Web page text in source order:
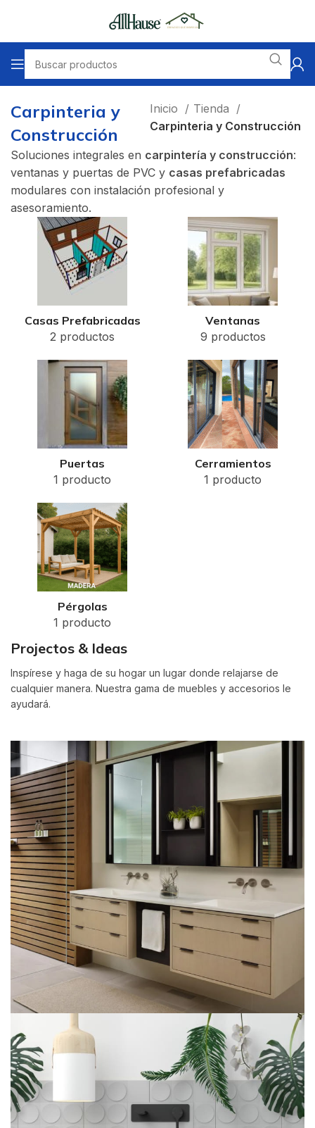
Carpinteria y
Construcción
Inicio
Tienda
Carpinteria y Construcción
Soluciones integrales en carpintería y construcción:
ventanas y puertas de PVC y casas prefabricadas
modulares con instalación profesional y
asesoramiento.
Casas Prefabricadas
2 productos
Ventanas
9 productos
Puertas
1 producto
Cerramientos
1 producto
Pérgolas
1 producto
Projectos & Ideas
Inspírese y haga de su hogar un lugar donde relajarse de
cualquier manera. Nuestra gama de muebles y accesorios le
ayudará.